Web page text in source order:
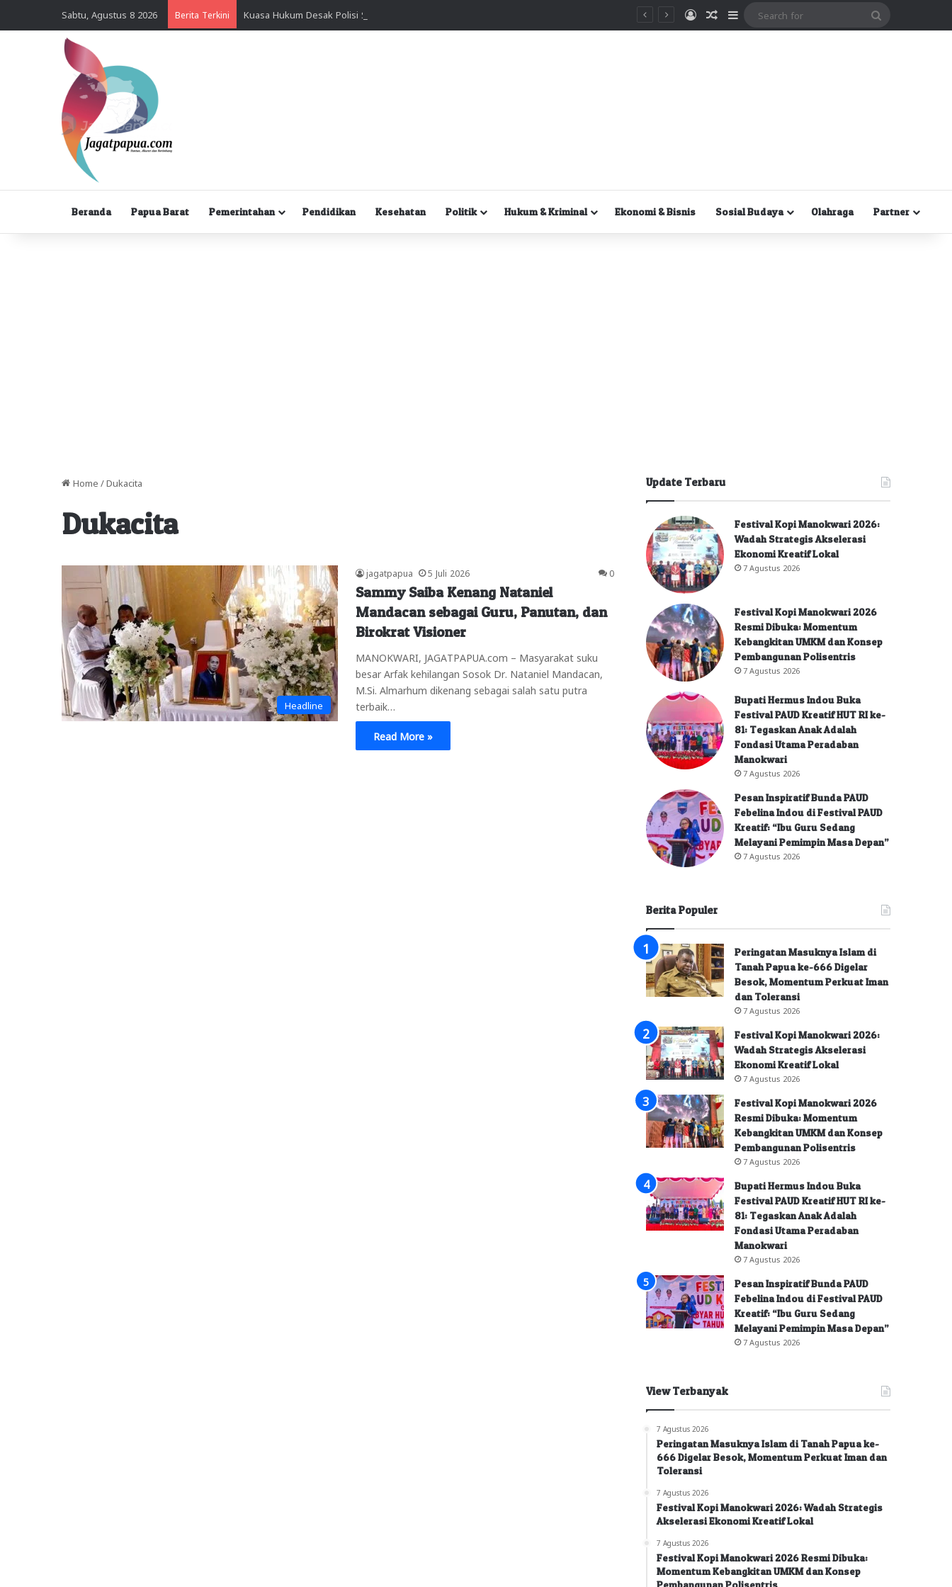
Sabtu, Agustus 8 2026 Berita Terkini MasukRandom Article
Sidebar
Beranda Papua Barat Pemerintahan Pendidikan Kesehatan Politik Hukum & Kriminal Ekonomi & Bisnis Sosial Budaya Olahraga Partner
Home / Dukacita
Dukacita
Headline
jagatpapua 5 Juli 2026 0
Sammy Saiba Kenang Nataniel
Mandacan sebagai Guru, Panutan, dan
Birokrat Visioner
MANOKWARI, JAGATPAPUA.com – Masyarakat suku
besar Arfak kehilangan Sosok Dr. Nataniel Mandacan,
M.Si. Almarhum dikenang sebagai salah satu putra
terbaik…
Read More »
Update Terbaru
Festival Kopi Manokwari 2026:
Wadah Strategis Akselerasi
Ekonomi Kreatif Lokal
7 Agustus 2026
Festival Kopi Manokwari 2026
Resmi Dibuka: Momentum
Kebangkitan UMKM dan Konsep
Pembangunan Polisentris
7 Agustus 2026
Bupati Hermus Indou Buka
Festival PAUD Kreatif HUT RI ke-
81: Tegaskan Anak Adalah
Fondasi Utama Peradaban
Manokwari
7 Agustus 2026
Pesan Inspiratif Bunda PAUD
Febelina Indou di Festival PAUD
Kreatif: “Ibu Guru Sedang
Melayani Pemimpin Masa Depan”
7 Agustus 2026
Berita Populer
Peringatan Masuknya Islam di
Tanah Papua ke-666 Digelar
Besok, Momentum Perkuat Iman
dan Toleransi
7 Agustus 2026
Festival Kopi Manokwari 2026:
Wadah Strategis Akselerasi
Ekonomi Kreatif Lokal
7 Agustus 2026
Festival Kopi Manokwari 2026
Resmi Dibuka: Momentum
Kebangkitan UMKM dan Konsep
Pembangunan Polisentris
7 Agustus 2026
Bupati Hermus Indou Buka
Festival PAUD Kreatif HUT RI ke-
81: Tegaskan Anak Adalah
Fondasi Utama Peradaban
Manokwari
7 Agustus 2026
Pesan Inspiratif Bunda PAUD
Febelina Indou di Festival PAUD
Kreatif: “Ibu Guru Sedang
Melayani Pemimpin Masa Depan”
7 Agustus 2026
View Terbanyak
7 Agustus 2026
Peringatan Masuknya Islam di Tanah Papua ke-
666 Digelar Besok, Momentum Perkuat Iman dan
Toleransi
7 Agustus 2026
Festival Kopi Manokwari 2026: Wadah Strategis
Akselerasi Ekonomi Kreatif Lokal
7 Agustus 2026
Festival Kopi Manokwari 2026 Resmi Dibuka:
Momentum Kebangkitan UMKM dan Konsep
Pembangunan Polisentris